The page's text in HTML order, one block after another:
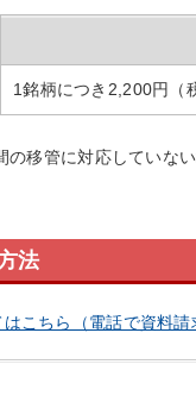
1銘柄につき2,200円（
移管に対応していな
法
こちら（電話で資料請